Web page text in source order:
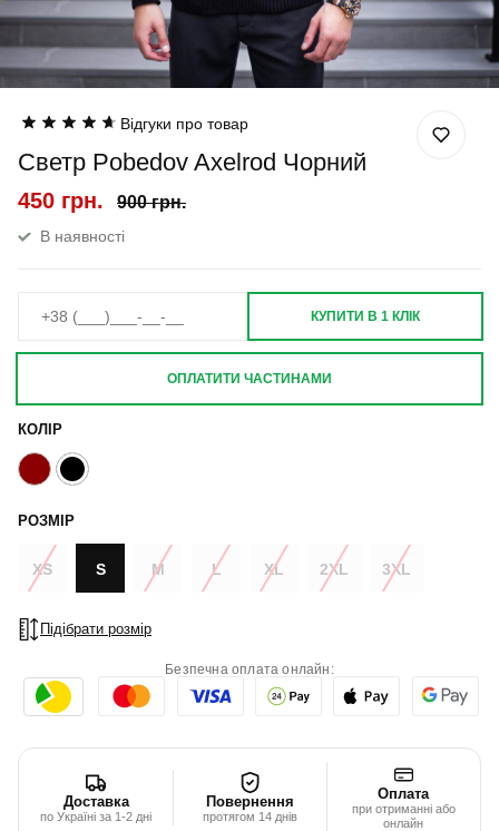
Відгуки про товар
Светр Pobedov Axelrod Чорний
450 грн. 900 грн.
В наявності
КОЛІР
РОЗМІР
XS S M L XL 2XL 3XL
Підібрати розмір
КУПИТИ В 1 КЛІК
ОПЛАТИТИ ЧАСТИНАМИ
Безпечна оплата онлайн:
Доставка
по Україні за 1-2 дні
Повернення
протягом 14 днів
Оплата
при отриманні або
онлайн